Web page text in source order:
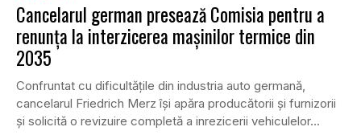
Cancelarul german presează Comisia pentru a
renunța la interzicerea mașinilor termice din
2035
Confruntat cu dificultățile din industria auto germană,
cancelarul Friedrich Merz își apăra producătorii și furnizorii
și solicită o revizuire completă a inrezicerii vehiculelor...